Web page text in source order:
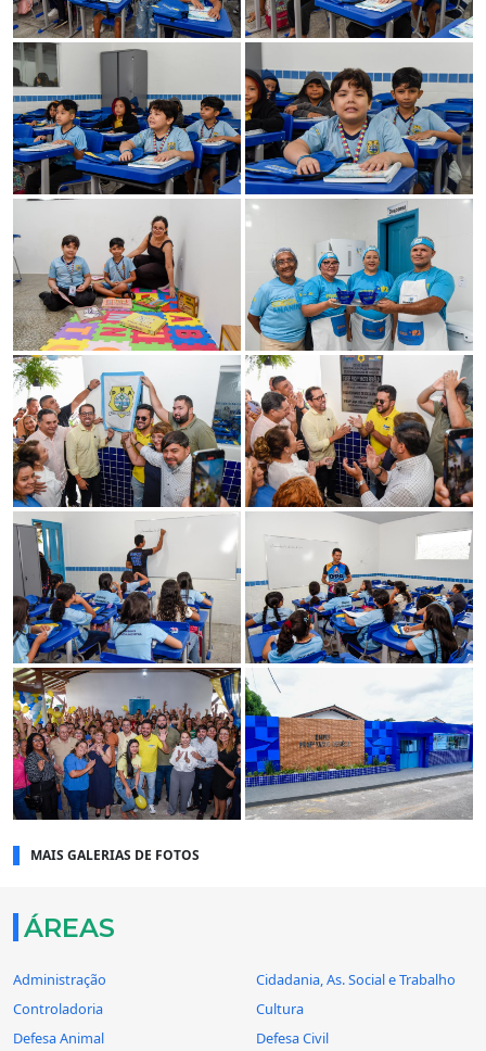
MAIS GALERIAS DE FOTOS
ÁREAS
Administração
Cidadania, As. Social e Trabalho
Controladoria
Cultura
Defesa Animal
Defesa Civil